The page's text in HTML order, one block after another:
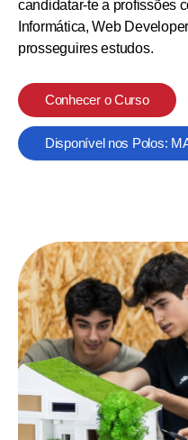
candidatar-te a profissões
Informática, Web
prosseguires estudos.
Conhecer o Curso
Disponível nos Polos: